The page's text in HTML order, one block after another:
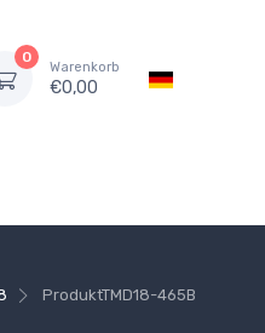
0
Warenkorb
€0,00
ProduktTMD18-465B